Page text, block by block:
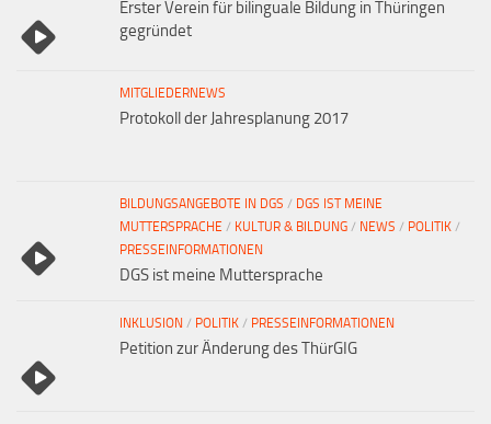
Erster Verein für bilinguale Bildung in Thüringen
gegründet
MITGLIEDERNEWS
Protokoll der Jahresplanung 2017
BILDUNGSANGEBOTE IN DGS / DGS IST MEINE
MUTTERSPRACHE / KULTUR & BILDUNG / NEWS / POLITIK /
PRESSEINFORMATIONEN
DGS ist meine Muttersprache
INKLUSION / POLITIK / PRESSEINFORMATIONEN
Petition zur Änderung des ThürGIG